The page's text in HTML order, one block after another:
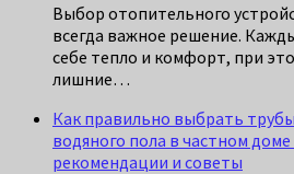
Выбор отопительного
всегда важное решение.
себе тепло и комфорт, при
лишние…
Как правильно выбрать
водяного пола в частном
рекомендации и советы